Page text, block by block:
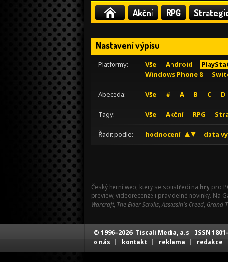
Akční RPG
Nastavení výpisu
Platformy: Vše Android
Windows Phone 8
Abeceda: Vše # A B C D
Tagy: Vše Akční RPG
Řadit podle: hodnocení data
Český herní web, který se soustředí na hry pro
preview, videorecenze i pravidelné novinky. Na
Warcraft, The Elder Scrolls,Assassin's Creed, Grand
© 1996–2026 Tiscali Media, a.s. ISSN
o nás | kontakt | reklama | redakce